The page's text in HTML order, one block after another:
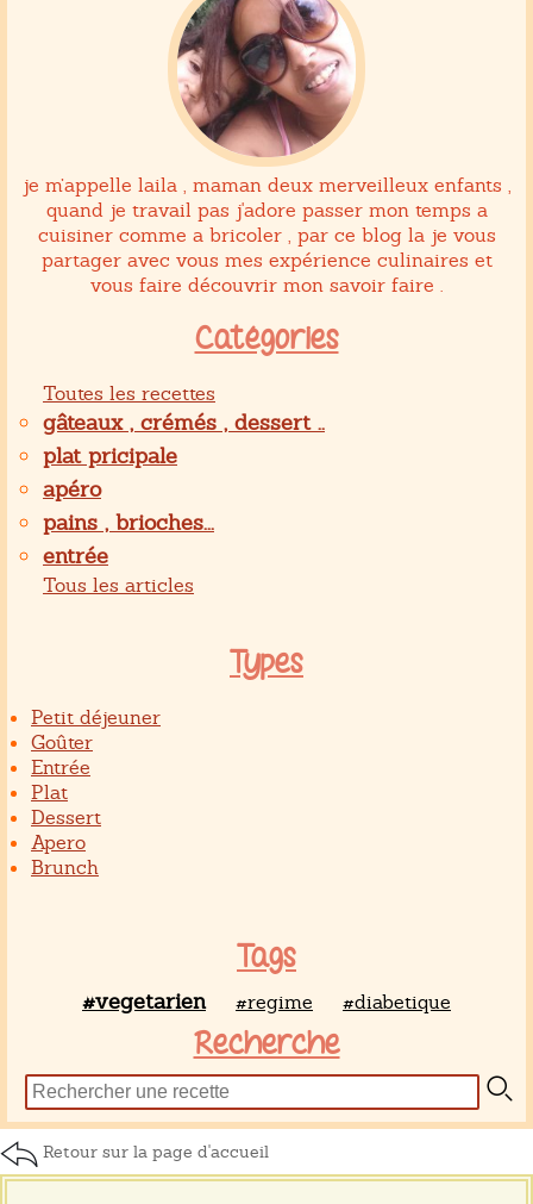
je m’appelle laila , maman deux merveilleux enfants ,
quand je travail pas j'adore passer mon temps a
cuisiner comme a bricoler , par ce blog la je vous
partager avec vous mes expérience culinaires et
vous faire découvrir mon savoir faire .
Catégories
Toutes les recettes
gâteaux , crémés , dessert ..
plat pricipale
apéro
pains , brioches...
entrée
Tous les articles
Types
Petit déjeuner
Goûter
Entrée
Plat
Dessert
Apero
Brunch
Tags
#vegetarien #regime #diabetique
Recherche
Retour sur la page d'accueil